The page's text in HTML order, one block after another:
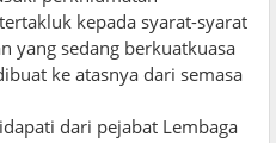
kepada syarat-syarat
yang sedang berkuatkuasa
ke atasnya dari semasa
dari pejabat Lembaga